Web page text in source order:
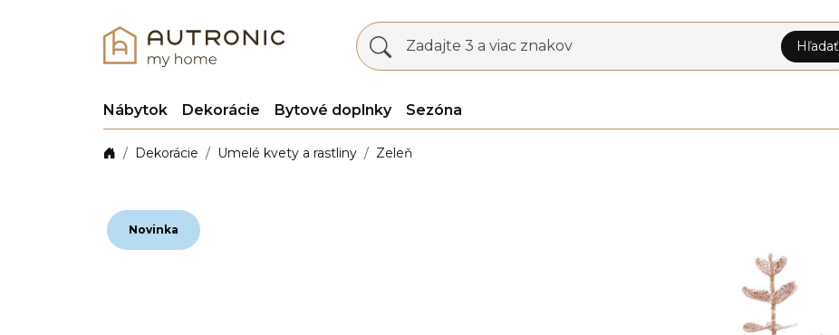
Zadajte 3 a viac znakov Hľadať
Nábytok Dekorácie Bytové doplnky Sezóna
Dekorácie Umelé kvety a rastliny Zeleň
Novinka